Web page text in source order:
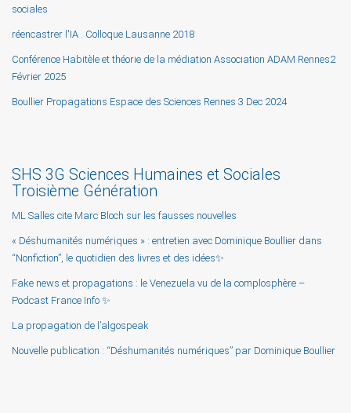
sociales
réencastrer l'IA . Colloque Lausanne 2018
Conférence Habitèle et théorie de la médiation Association ADAM Rennes2
Février 2025
Boullier Propagations Espace des Sciences Rennes 3 Dec 2024
SHS 3G Sciences Humaines et Sociales
Troisième Génération
ML Salles cite Marc Bloch sur les fausses nouvelles
« Déshumanités numériques » : entretien avec Dominique Boullier dans
“Nonfiction”, le quotidien des livres et des idées✨
Fake news et propagations : le Venezuela vu de la complosphère –
Podcast France Info ✨
La propagation de l’algospeak
Nouvelle publication : “Déshumanités numériques” par Dominique Boullier